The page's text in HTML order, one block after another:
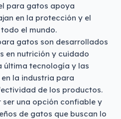
para gatos apoya
en la protección y el
el mundo.
gatos son desarrollados
en nutrición y cuidado
última tecnología y las
la industria para
de los productos.
ser una opción confiable y
de gatos que buscan lo